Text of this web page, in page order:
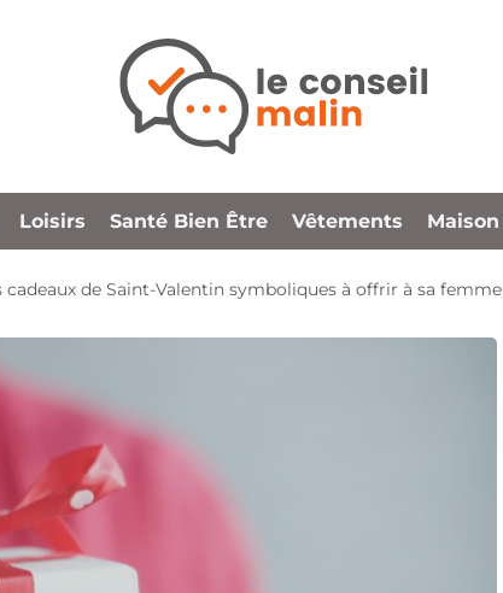
Loisirs Santé Bien Être Vêtements Maison
cadeaux de Saint-Valentin symboliques à offrir à sa femme